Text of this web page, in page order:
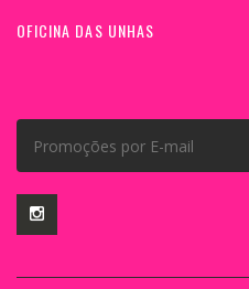
OFICINA DAS UNHAS